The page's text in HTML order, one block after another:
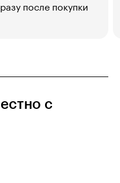
после покупки
с